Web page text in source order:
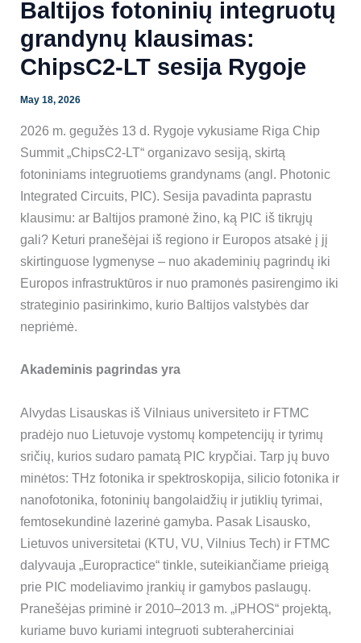
Baltijos fotoninių integruotų
grandynų klausimas:
ChipsC2-LT sesija Rygoje
May 18, 2026
2026 m. gegužės 13 d. Rygoje vykusiame Riga Chip
Summit „ChipsC2-LT“ organizavo sesiją, skirtą
fotoniniams integruotiems grandynams (angl. Photonic
Integrated Circuits, PIC). Sesija pavadinta paprastu
klausimu: ar Baltijos pramonė žino, ką PIC iš tikrųjų
gali? Keturi pranešėjai iš regiono ir Europos atsakė į jį
skirtinguose lygmenyse – nuo akademinių pagrindų iki
Europos infrastruktūros ir nuo pramonės pasirengimo iki
strateginio pasirinkimo, kurio Baltijos valstybės dar
nepriėmė.
Akademinis pagrindas yra
Alvydas Lisauskas iš Vilniaus universiteto ir FTMC
pradėjo nuo Lietuvoje vystomų kompetencijų ir tyrimų
sričių, kurios sudaro pamatą PIC krypčiai. Tarp jų buvo
minėtos: THz fotonika ir spektroskopija, silicio fotonika ir
nanofotonika, fotoninių bangolaidžių ir jutiklių tyrimai,
femtosekundinė lazerinė gamyba. Pasak Lisausko,
Lietuvos universitetai (KTU, VU, Vilnius Tech) ir FTMC
dalyvauja „Europractice“ tinkle, suteikiančiame prieigą
prie PIC modeliavimo įrankių ir gamybos paslaugų.
Pranešėjas priminė ir 2010–2013 m. „iPHOS“ projektą,
kuriame buvo kuriami integruoti subteraherciniai